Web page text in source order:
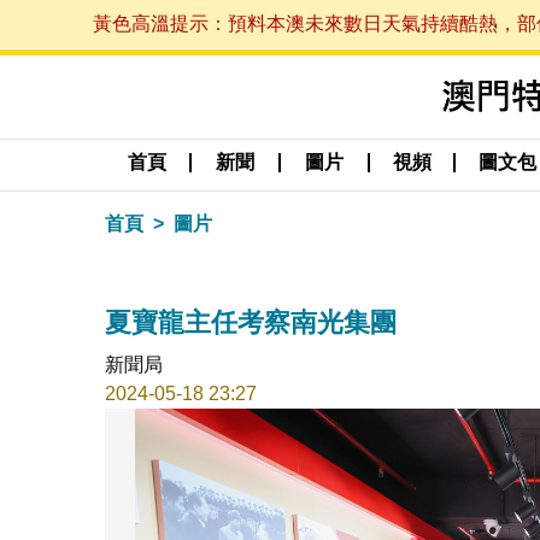
黃色高溫提示：預料本澳未來數日天氣持續酷熱，
首頁 新聞 圖片 視頻 圖文包
首頁 圖片
夏寶龍主任考察南光集團
新聞局
2024-05-18 23:27